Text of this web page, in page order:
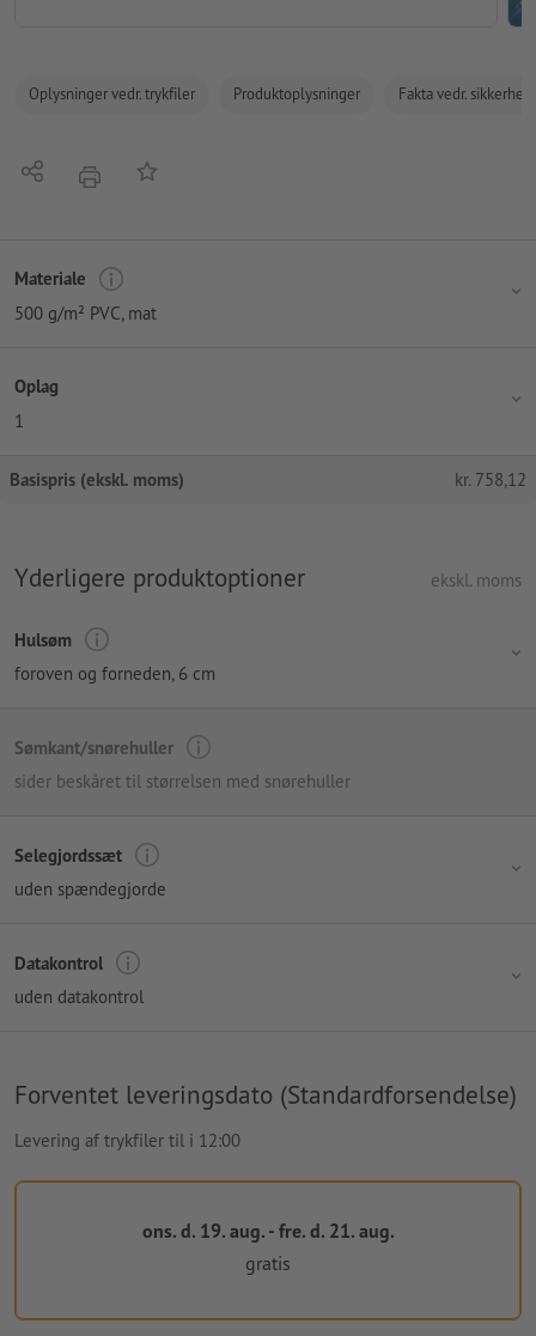
Oplysninger vedr. trykfiler Produktoplysninger Fakta vedr.
Del tryk Tilføj til huskelisten
Materiale
500 g/m² PVC, mat
Oplag
1
Basispris (ekskl. moms) kr. 758,12
Yderligere produktoptioner ekskl. moms
Hulsøm
foroven og forneden, 6 cm
Sømkant/snørehuller
sider beskåret til størrelsen med snørehuller
Selegjordssæt
uden spændegjorde
Datakontrol
uden datakontrol
Forventet leveringsdato (Standardforsendelse)
Levering af trykfiler til i 12:00
ons. d. 19. aug. - fre. d. 21. aug.
gratis